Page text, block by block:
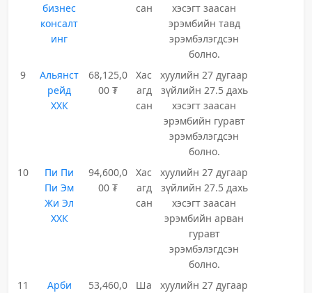
бизнес
консалт
инг
сан
хэсэгт заасан
эрэмбийн тавд
эрэмбэлэгдсэн
болно.
9
Альянст
рейд
ХХК
68,125,0
00 ₮
Хас
агд
сан
хуулийн 27 дугаар
зүйлийн 27.5 дахь
хэсэгт заасан
эрэмбийн гуравт
эрэмбэлэгдсэн
болно.
10
Пи Пи
Пи Эм
Жи Эл
ХХК
94,600,0
00 ₮
Хас
агд
сан
хуулийн 27 дугаар
зүйлийн 27.5 дахь
хэсэгт заасан
эрэмбийн арван
гуравт
эрэмбэлэгдсэн
болно.
11
Арби
53,460,0
Ша
хуулийн 27 дугаар